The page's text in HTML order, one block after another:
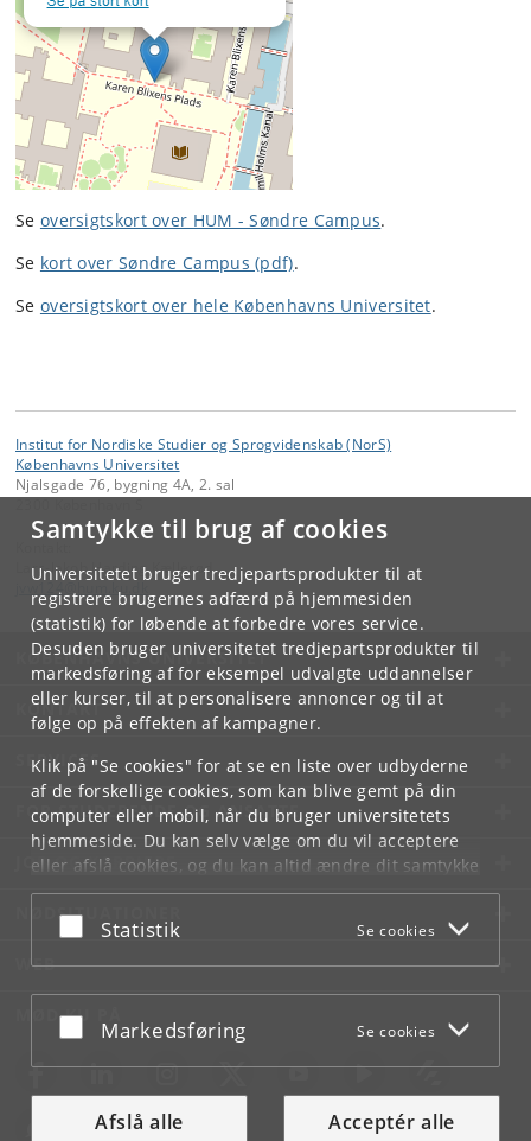
Samtykke til brug af cookies
Universitetet bruger tredjepartsprodukter til at
registrere brugernes adfærd på hjemmesiden
(statistik) for løbende at forbedre vores service.
Desuden bruger universitetet tredjepartsprodukter til
markedsføring af for eksempel udvalgte uddannelser
eller kurser, til at personalisere annoncer og til at
følge op på effekten af kampagner.
Klik på "Se cookies" for at se en liste over udbyderne
af de forskellige cookies, som kan blive gemt på din
computer eller mobil, når du bruger universitetets
hjemmeside. Du kan selv vælge om du vil acceptere
eller afslå cookies, og du kan altid ændre dit samtykke
underCookie- og privatlivspolitiksom du finder i
bunden af hver side.
Acceptér eller afslå
Statistik Se cookies
Acceptér eller afslå
Markedsføring Se cookies
Afslå alle Acceptér alle
Se oversigtskort over HUM - Søndre Campus.
Se kort over Søndre Campus (pdf).
Se oversigtskort over hele Københavns Universitet.
Institut for Nordiske Studier og Sprogvidenskab (NorS)
Københavns Universitet
Njalsgade 76, bygning 4A, 2. sal
Lars-Jakob Harding Kællerød
KØBENHAVNS UNIVERSITET
KONTAKT
SERVICES
FOR STUDERENDE OG ANSATTE
JOB OG KARRIERE
NØDSITUATIONER
WEB
MØD KU PÅ